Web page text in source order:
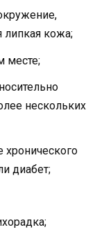
липкая кожа;
месте;
нескольких
хронического
диабет;